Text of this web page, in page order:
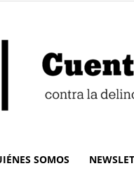
SOMOS